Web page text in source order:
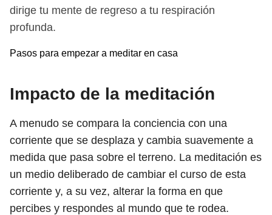
dirige tu mente de regreso a tu respiración
profunda.
Pasos para empezar a meditar en casa
Impacto de la meditación
A menudo se compara la conciencia con una
corriente que se desplaza y cambia suavemente a
medida que pasa sobre el terreno. La meditación es
un medio deliberado de cambiar el curso de esta
corriente y, a su vez, alterar la forma en que
percibes y respondes al mundo que te rodea.